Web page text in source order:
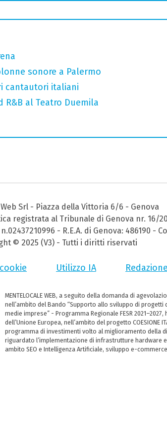
sonore a Palermo
cantautori italiani
R&B al Teatro Duemila
Srl - Piazza della Vittoria 6/6 - Genova
registrata al Tribunale di Genova nr. 16/
- R.E.A. di Genova: 486190 -
© 2025 (V3) - Tutti i diritti riservati
Utilizzo IA
MENTELOCALE WEB, a seguito della domanda di
nell’ambito del Bando “Supporto allo sviluppo di
medie imprese” - Programma Regionale FESR
dell’Unione Europea, nell’ambito del progetto COESIONE
programma di investimenti volto al miglioramento della
riguardato l’implementazione di infrastrutture hardware
ambito SEO e Intelligenza Artificiale, sviluppo e-